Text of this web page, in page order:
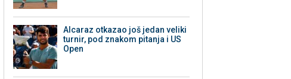
Alcaraz otkazao još jedan veliki
turnir, pod znakom pitanja i US
Open